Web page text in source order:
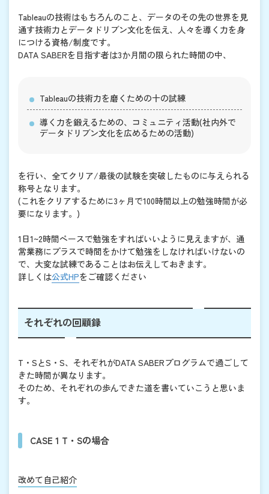
Tableauの技術はもちろんのこと、データのその先の世界を見
通す技術力とデータドリブン文化を伝え、人々を導く力を身
につける資格/制度です。
DATA SABERを目指す者は3か月間の限られた時間の中、
Tableauの技術力を磨くための十の試練
導く力を鍛えるための、コミュニティ活動(社内外で
データドリブン文化を広めるための活動)
を行い、全てクリア/最後の試験を突破したものに与えられる
称号となります。
(これをクリアするために3ヶ月で100時間以上の勉強時間が必
要になります。)
1日1~2時間ペースで勉強をすればいいように見えますが、通
常業務にプラスで時間をかけて勉強をしなければいけないの
で、大変な試練であることはお伝えしておきます。
詳しくは公式HPをご確認ください
それぞれの回顧録
T・SとS・S、それぞれがDATA SABERプログラムで過ごして
きた時間が異なります。
そのため、それぞれの歩んできた道を書いていこうと思いま
す。
CASE 1 T・Sの場合
改めて自己紹介